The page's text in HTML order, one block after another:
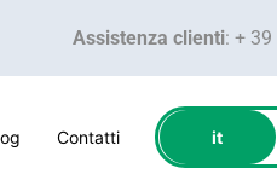
Assistenza clienti: +
Contatti it